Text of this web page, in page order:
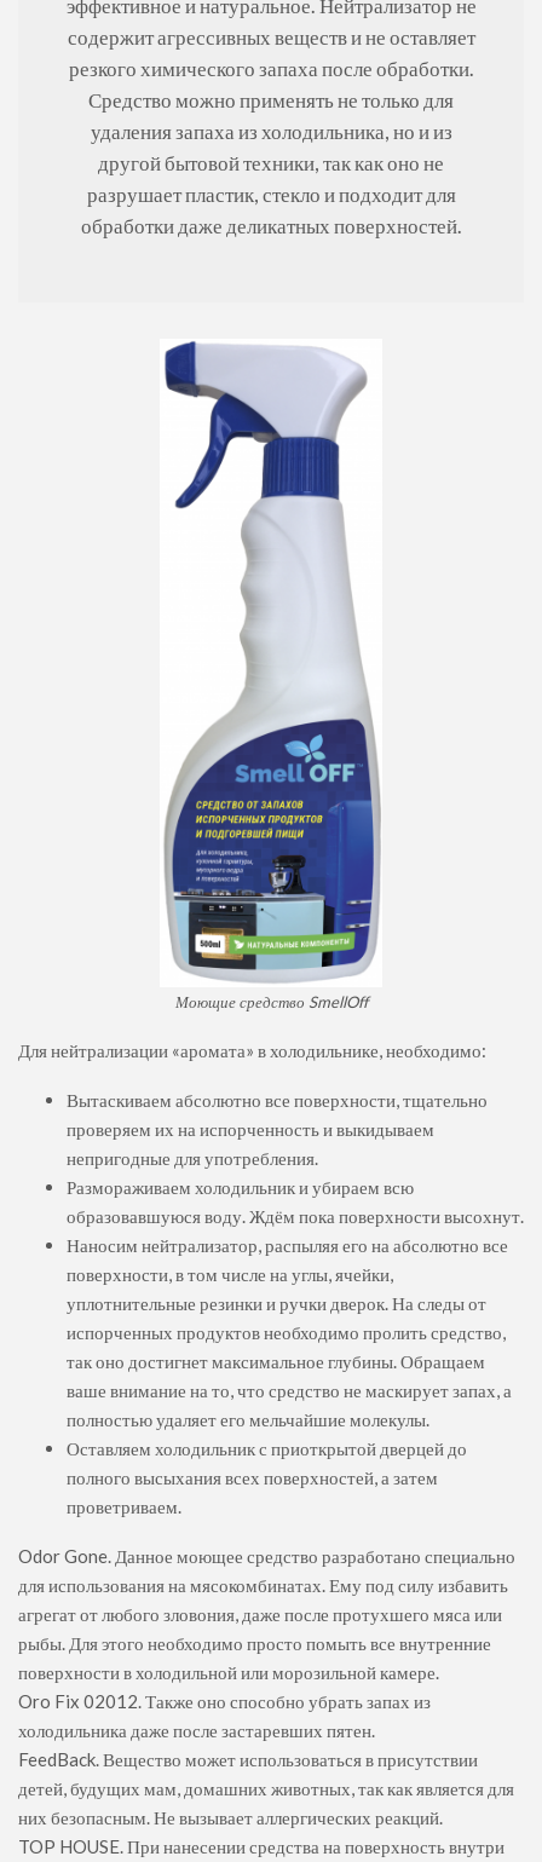
эффективное и натуральное. Нейтрализатор не
содержит агрессивных веществ и не оставляет
резкого химического запаха после обработки.
Средство можно применять не только для
удаления запаха из холодильника, но и из
другой бытовой техники, так как оно не
разрушает пластик, стекло и подходит для
обработки даже деликатных поверхностей.
Моющие средство SmellOff
Для нейтрализации «аромата» в холодильнике, необходимо:
Вытаскиваем абсолютно все поверхности, тщательно
проверяем их на испорченность и выкидываем
непригодные для употребления.
Размораживаем холодильник и убираем всю
образовавшуюся воду.Ждём пока поверхности высохнут.
Наносим нейтрализатор, распыляя его на абсолютно все
поверхности, в том числе на углы, ячейки,
уплотнительные резинки и ручки дверок. На следы от
испорченных продуктов необходимо пролить средство,
так оно достигнет максимальное глубины. Обращаем
ваше внимание на то, что средство не маскирует запах, а
полностью удаляет его мельчайшие молекулы.
Оставляем холодильник с приоткрытой дверцей до
полного высыхания всех поверхностей, а затем
проветриваем.
Odor Gone. Данное моющее средство разработано специально
для использования на мясокомбинатах. Ему под силу избавить
агрегат от любого зловония, даже после протухшего мяса или
рыбы. Для этого необходимо просто помыть все внутренние
поверхности в холодильной или морозильной камере.
Oro Fix 02012. Также оно способно убрать запах из
холодильника даже после застаревших пятен.
FeedBack. Вещество может использоваться в присутствии
детей, будущих мам, домашних животных, так как является для
них безопасным. Не вызывает аллергических реакций.
TOP HOUSE. При нанесении средства на поверхность внутри